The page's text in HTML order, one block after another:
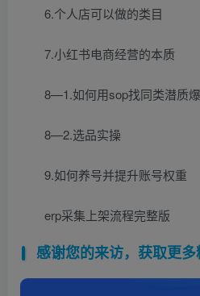
6.个人店可以做的类目
7.小红书电商经营的本质
8—1.如何用sop找同类潜质
8—2.选品实操
9.如何养号并提升账号权重
erp采集上架流程完整版
感谢您的来访，获取更多